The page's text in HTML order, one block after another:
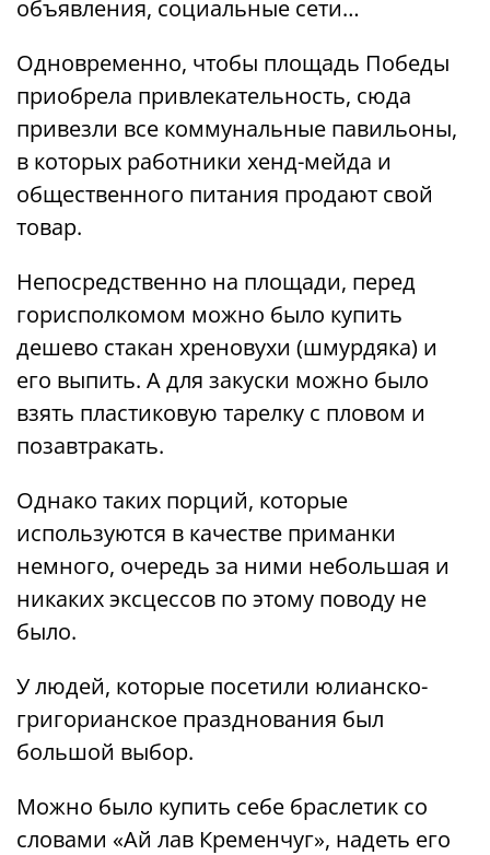
объявления, социальные сети…
Одновременно, чтобы площадь Победы
приобрела привлекательность, сюда
привезли все коммунальные павильоны,
в которых работники хенд-мейда и
общественного питания продают свой
товар.
Непосредственно на площади, перед
горисполкомом можно было купить
дешево стакан хреновухи (шмурдяка) и
его выпить. А для закуски можно было
взять пластиковую тарелку с пловом и
позавтракать.
Однако таких порций, которые
используются в качестве приманки
немного, очередь за ними небольшая и
никаких эксцессов по этому поводу не
было.
У людей, которые посетили юлианско-
григорианское празднования был
большой выбор.
Можно было купить себе браслетик со
словами «Ай лав Кременчуг», надеть его